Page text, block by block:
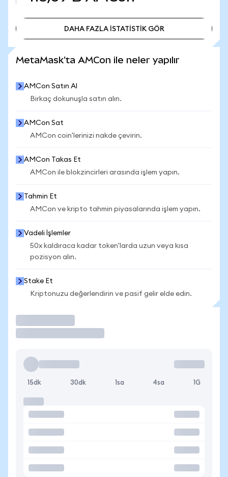
DAHA FAZLA İSTATİSTİK GÖR
MetaMask'ta AMCon ile neler yapılır
AMCon Satın Al
Birkaç dokunuşla satın alın.
AMCon Sat
AMCon coin'lerinizi nakde çevirin.
AMCon Takas Et
AMCon ile blokzincirleri arasında işlem yapın.
Tahmin Et
AMCon ve kripto tahmin piyasalarında işlem yapın.
Vadeli İşlemler
50x kaldıraca kadar token'larda uzun veya kısa
pozisyon alın.
Stake Et
Kriptonuzu değerlendirin ve pasif gelir elde edin.
15dk 30dk 1sa 4sa 1G